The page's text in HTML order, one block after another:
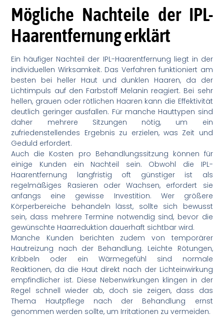
Mögliche Nachteile der IPL-
Haarentfernung erklärt
Ein häufiger Nachteil der IPL-Haarentfernung liegt in der
individuellen Wirksamkeit. Das Verfahren funktioniert am
besten bei heller Haut und dunklen Haaren, da der
Lichtimpuls auf den Farbstoff Melanin reagiert. Bei sehr
hellen, grauen oder rötlichen Haaren kann die Effektivität
deutlich geringer ausfallen. Für manche Hauttypen sind
daher mehrere Sitzungen nötig, um ein
zufriedenstellendes Ergebnis zu erzielen, was Zeit und
Geduld erfordert.
Auch die Kosten pro Behandlungssitzung können für
einige Kunden ein Nachteil sein. Obwohl die IPL-
Haarentfernung langfristig oft günstiger ist als
regelmäßiges Rasieren oder Wachsen, erfordert sie
anfangs eine gewisse Investition. Wer größere
Körperbereiche behandeln lässt, sollte sich bewusst
sein, dass mehrere Termine notwendig sind, bevor die
gewünschte Haarreduktion dauerhaft sichtbar wird.
Manche Kunden berichten zudem von temporärer
Hautreizung nach der Behandlung. Leichte Rötungen,
Kribbeln oder ein Wärmegefühl sind normale
Reaktionen, da die Haut direkt nach der Lichteinwirkung
empfindlicher ist. Diese Nebenwirkungen klingen in der
Regel schnell wieder ab, doch sie zeigen, dass das
Thema Hautpflege nach der Behandlung ernst
genommen werden sollte, um Irritationen zu vermeiden.